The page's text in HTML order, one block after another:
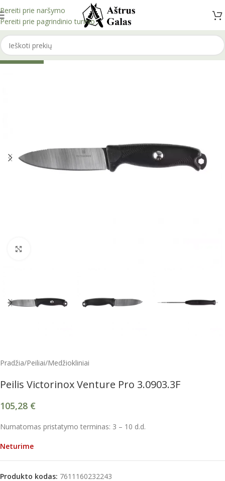
Pereiti prie naršymo
Pereiti prie pagrindinio turinio
Pradžia/Peiliai/Medžiokliniai
Peilis Victorinox Venture Pro 3.0903.3F
105,28 €
Numatomas pristatymo terminas: 3 – 10 d.d.
Neturime
Produkto kodas: 7611160232243